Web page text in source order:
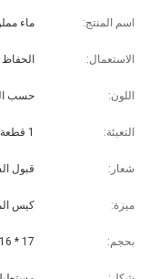
اسم المنتج:
الاستعمال:
اللون: حسب
التعبئة: 1 قطعة / كيس بولي بروبلين
شعار: قبول
ميزة: كيس
بحجم: 17 * 16 * 3 سم